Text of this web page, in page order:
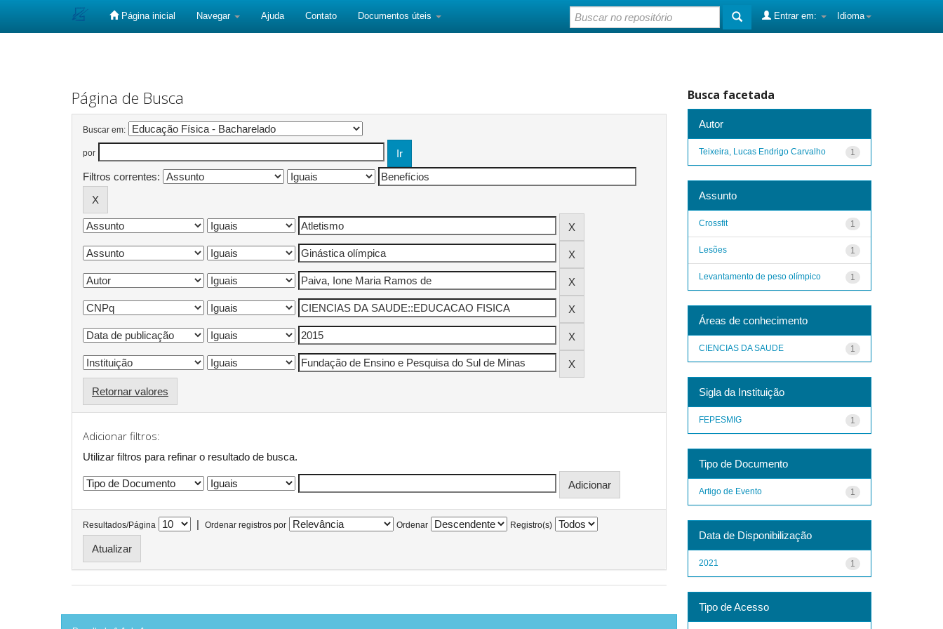
Página inicial Navegar Ajuda Contato Documentos úteis Idioma
Entrar em:
Página de Busca
Buscar em:
por
Filtros correntes:
Retornar valores
Adicionar filtros:
Utilizar filtros para refinar o resultado de busca.
Resultados/Página | Ordenar registros por Ordenar Registro(s)
Busca facetada
Autor
1
Teixeira, Lucas Endrigo Carvalho
Assunto
1
Crossfit
1
Lesões
1
Levantamento de peso olímpico
Áreas de conhecimento
1
CIENCIAS DA SAUDE
Sigla da Instituição
1
FEPESMIG
Tipo de Documento
1
Artigo de Evento
Data de Disponibilização
1
2021
Tipo de Acesso